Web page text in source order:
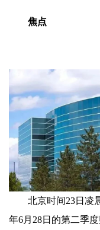
焦点
北京时间23日凌
年6月28日的第二季